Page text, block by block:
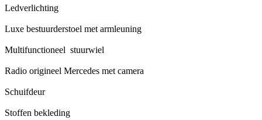
Ledverlichting
Luxe bestuurderstoel met armleuning
Multifunctioneel stuurwiel
Radio origineel Mercedes met camera
Schuifdeur
Stoffen bekleding